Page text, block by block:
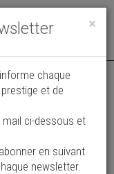
Toggle
a 7 jours )
×
chaque
et de
mail ci-dessous et
en suivant
newsletter.